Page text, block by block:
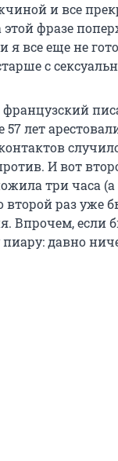
и все
фразе
я все еще не
с
57 лет
И вот
три часа (а
раз уже
Впрочем, если
давно